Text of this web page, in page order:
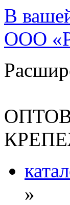
В
ООО
»